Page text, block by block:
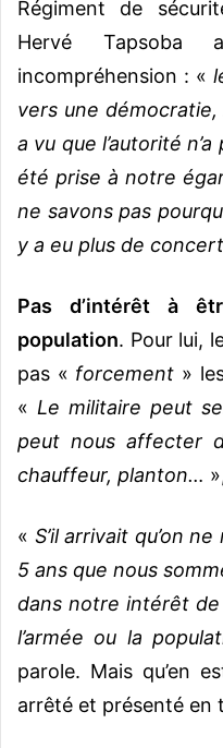
Régiment de
Hervé Tapsoba
incompréhension : «
vers une
a vu que l’autorité
été prise à notre
ne savons pas
y a eu plus de
Pas d’intérêt à
population. Pour lui,
pas « forcement »
« Le militaire peut
peut nous affecter
chauffeur, planton…
« S’il arrivait qu’on
5 ans que nous
dans notre intérêt
l’armée ou la
parole. Mais qu’en
arrêté et présenté en